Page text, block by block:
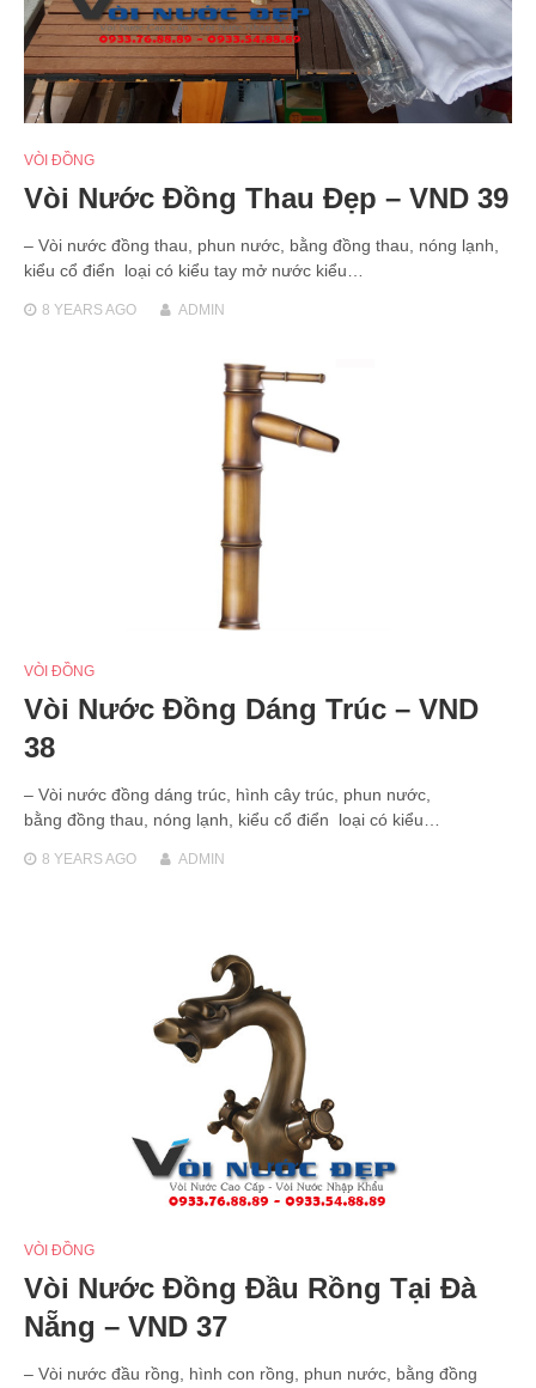
VÒI ĐỒNG
Vòi Nước Đồng Thau Đẹp – VND 39
– Vòi nước đồng thau, phun nước, bằng đồng thau, nóng lạnh,
kiểu cổ điển loại có kiểu tay mở nước kiểu…
8 YEARSAGO ADMIN
VÒI ĐỒNG
Vòi Nước Đồng Dáng Trúc – VND
38
– Vòi nước đồng dáng trúc, hình cây trúc, phun nước,
bằng đồng thau, nóng lạnh, kiểu cổ điển loại có kiểu…
8 YEARSAGO ADMIN
VÒI ĐỒNG
Vòi Nước Đồng Đầu Rồng Tại Đà
Nẵng – VND 37
– Vòi nước đầu rồng, hình con rồng, phun nước, bằng đồng